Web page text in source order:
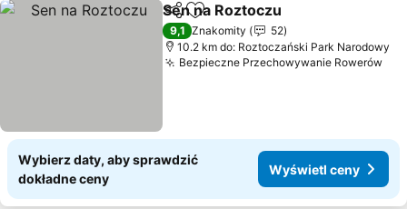
Udostępnij
Dodaj do ulubionych
Sen na Roztoczu
9,1 Znakomity
52
10.2 km do: Roztoczański Park Narodowy
Bezpieczne Przechowywanie Rowerów
Wybierz daty, aby sprawdzić
dokładne ceny
Wyświetl ceny